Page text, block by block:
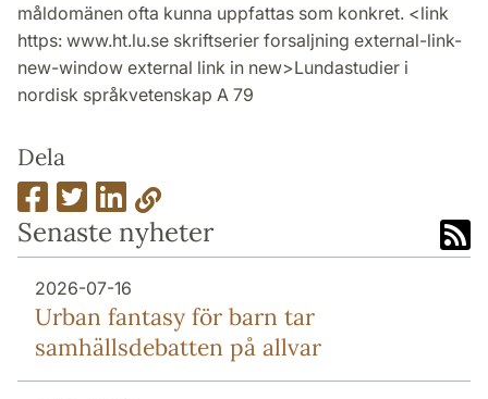
måldomänen ofta kunna uppfattas som konkret. <link
https: www.ht.lu.se skriftserier forsaljning external-link-
new-window external link in new>Lundastudier i
nordisk språkvetenskap A 79
Dela
Senaste nyheter
2026-07-16
Urban fantasy för barn tar
samhällsdebatten på allvar